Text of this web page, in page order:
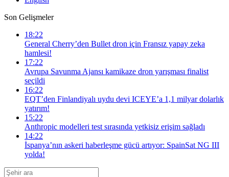
Son Gelişmeler
18:22
General Cherry’den Bullet dron için Fransız yapay zeka
hamlesi!
17:22
Avrupa Savunma Ajansı kamikaze dron yarışması finalist
seçildi
16:22
EQT’den Finlandiyalı uydu devi ICEYE’a 1,1 milyar dolarlık
yatırım!
15:22
Anthropic modelleri test sırasında yetkisiz erişim sağladı
14:22
İspanya’nın askeri haberleşme gücü artıyor: SpainSat NG III
yolda!